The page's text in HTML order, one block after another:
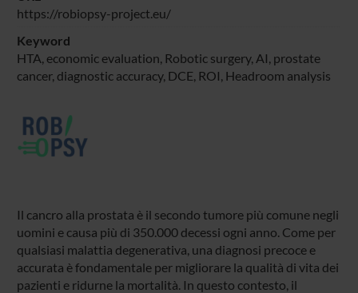
https://robiopsy-project.eu/
Keyword
HTA, economic evaluation, Robotic surgery, AI, prostate
cancer, diagnostic accuracy, DCE, ROI, Headroom analysis
Il cancro alla prostata è il secondo tumore più comune negli
uomini e causa più di 350.000 decessi ogni anno. Come per
qualsiasi malattia degenerativa, una diagnosi precoce e
accurata è fondamentale per migliorare la qualità di vita dei
pazienti e ridurne la mortalità. In questo contesto, il